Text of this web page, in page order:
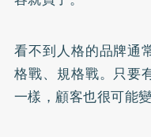
看不到人格的品牌通
格戰、規格戰。只要
一樣，顧客也很可能變